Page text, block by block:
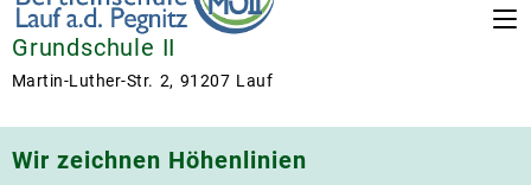
Grundschule II
Martin-Luther-Str. 2, 91207 Lauf
Wir zeichnen Höhenlinien